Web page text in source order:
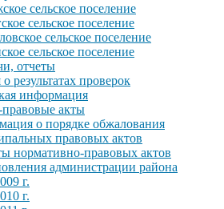
сельское поселение
сельское поселение
сельское поселение
сельское поселение
отчеты
результатах проверок
информация
акты
о порядке обжалования
правовых актов
нормативно-правовых актов
администрации района
г.
г.